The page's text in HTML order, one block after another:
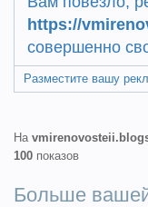
https://
совершенно
Разместите вашу
На
100 показов
Больше